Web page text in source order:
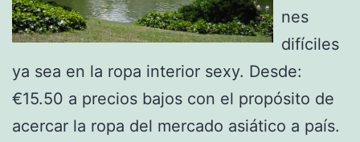
nes
difíciles
ya sea en la ropa interior sexy. Desde:
€15.50 a precios bajos con el propósito de
acercar la ropa del mercado asiático a país.